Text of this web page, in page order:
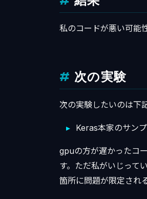
私のコードが悪い可能
次の実験
次の実験したいのは下記
Keras本家のサン
gpuの方が遅かったコ
す。ただ私がいじって
箇所に問題が限定され